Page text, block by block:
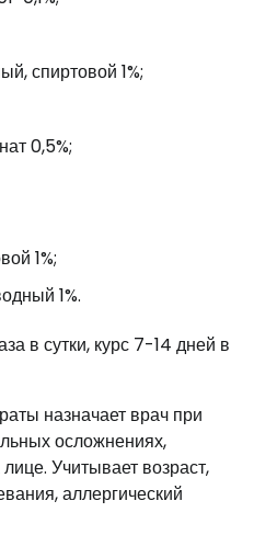
спиртовой 1%;
0,5%;
1%;
1%.
в сутки, курс 7-14 дней в
назначает врач при
осложнениях,
Учитывает возраст,
аллергический